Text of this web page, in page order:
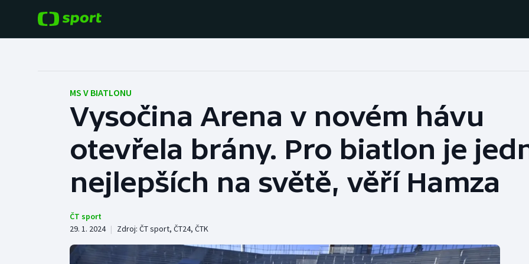
Hokej
Tenis
Cyklistika
Baseball a softbal
Basketbal
Biatlon
Jezdectví
Judo
Krasobruslení
Rychlobruslení
Rychlostní
kanoistika
Short track
MS V BIATLONU
Vysočina Arena v novém hávu
otevřela brány. Pro biatlon je
nejlepších na světě, věří Hamza
ČT sport
29. 1. 2024 | Zdroj: ČT sport, ČT24, ČTK